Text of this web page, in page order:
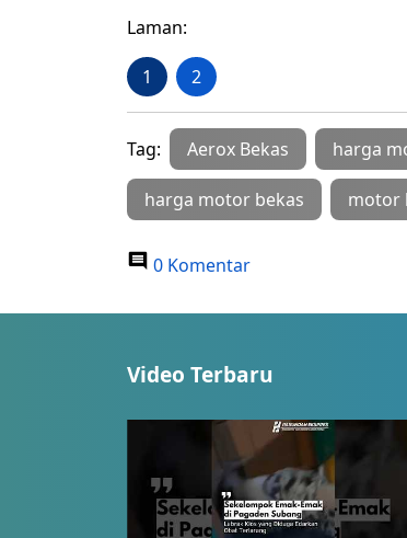
Laman:
1 2
Tag: Aerox Bekas harga
harga motor bekas motor
0 Komentar
Video Terbaru